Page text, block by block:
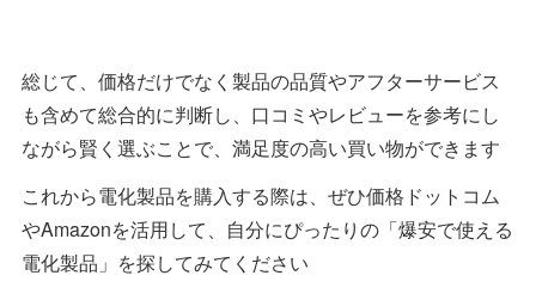
総じて、価格だけでなく製品の品質やアフターサービス
も含めて総合的に判断し、口コミやレビューを参考にし
ながら賢く選ぶことで、満足度の高い買い物ができます
これから電化製品を購入する際は、ぜひ価格ドットコム
やAmazonを活用して、自分にぴったりの「爆安で使える
電化製品」を探してみてください